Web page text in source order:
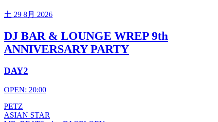
土 29 8月 2026
DJ BAR & LOUNGE WREP 9th
ANNIVERSARY PARTY
DAY2
OPEN: 20:00
PETZ
ASIAN STAR